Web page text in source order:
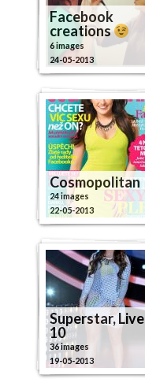
Facebook
creations
6 images
24-05-2013
Cosmopolitan
24 images
22-05-2013
Superstar, Live
10
36 images
19-05-2013